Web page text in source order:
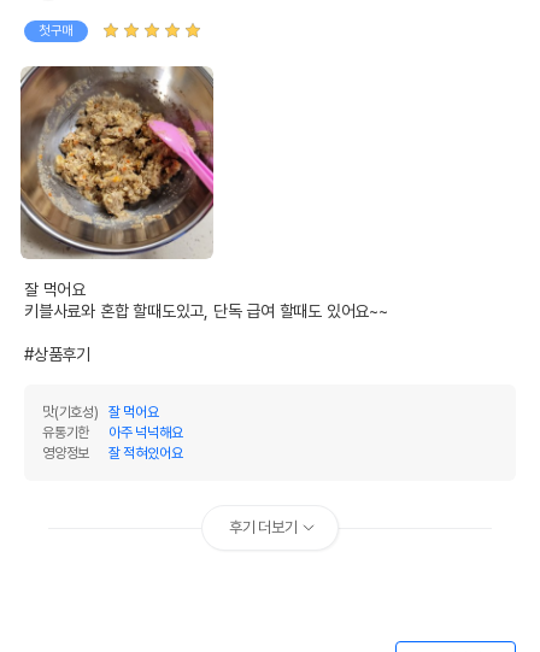
첫구매
잘 먹어요
키블사료와 혼합 할때도있고, 단독 급여 할때도 있어요~~
#상품후기
맛(기호성)
잘 먹어요
유통기한
아주 넉넉해요
영양정보
잘 적혀있어요
후기 더보기